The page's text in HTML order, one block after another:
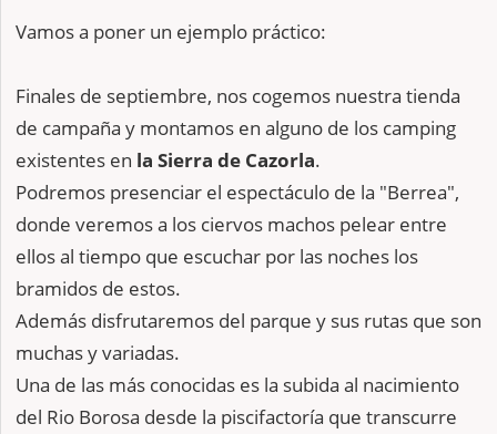
Vamos a poner un ejemplo práctico:
Finales de septiembre, nos cogemos nuestra tienda
de campaña y montamos en alguno de los camping
existentes en la Sierra de Cazorla.
Podremos presenciar el espectáculo de la "Berrea",
donde veremos a los ciervos machos pelear entre
ellos al tiempo que escuchar por las noches los
bramidos de estos.
Además disfrutaremos del parque y sus rutas que son
muchas y variadas.
Una de las más conocidas es la subida al nacimiento
del Rio Borosa desde la piscifactoría que transcurre